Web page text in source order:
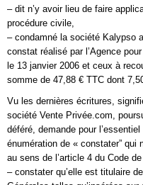
– dit n’y avoir lieu de faire
procédure civile,
– condamné la société Kalypso
constat réalisé par l’Agence
le 13 janvier 2006 et ceux à
somme de 47,88 € TTC dont
Vu les dernières écritures,
société Vente Privée.com,
déféré, demande pour
énumération de « constater” qui
au sens de l’article 4 du Code
– constater qu’elle est titulaire